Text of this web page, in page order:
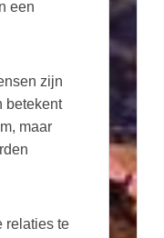
een
zijn
betekent
maar
relaties te